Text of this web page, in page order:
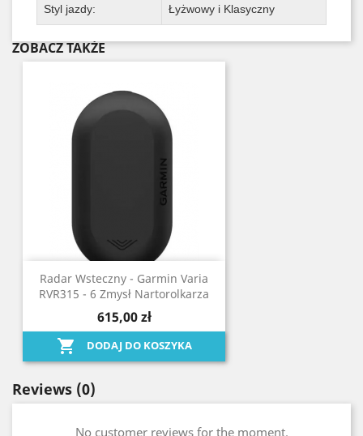
Styl jazdy: Łyżwowy i Klasyczny
ZOBACZ TAKŻE
Radar Wsteczny - Garmin Varia
RVR315 - 6 Zmysł Nartorolkarza
615,00 zł
 DODAJ DO KOSZYKA
Reviews (0)
No customer reviews for the moment.